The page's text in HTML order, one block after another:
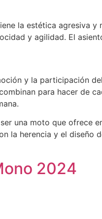
la estética agresiva
y agilidad. El
y la participación
para hacer de
una moto que ofrece
la herencia y el
2024